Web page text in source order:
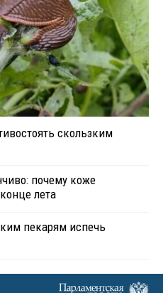
скользким
почему коже
лета
пекарям испечь